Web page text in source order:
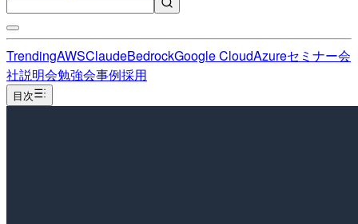
TrendingAWSClaudeBedrockGoogle CloudAzureセミナー会
社説明会勉強会事例採用
目次